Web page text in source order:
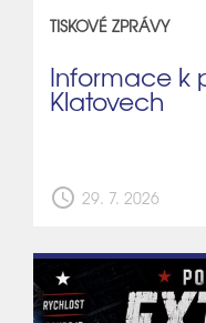
TISKOVÉ ZPRÁVY
Informace k
Klatovech
schedule 29. 7. 2026